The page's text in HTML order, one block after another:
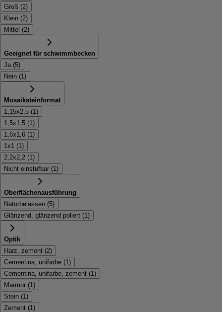
Groß (2)
Klein (2)
Mittel (2)
Geeignet für schwimmbecken
Ja (5)
Nein (1 )
Mosaiksteinformat
1,15x2,5 (1 )
1,5x1,5 (1 )
1,6x1,6 (1 )
1x1 (1 )
2,2x2,2 (1 )
Nicht einstufbar (1 )
Oberflächenausführung
Naturbelassen (5)
Glänzend, glänzend poliert (1 )
Optik
Harz, zement (2)
Cementina, unifarbe (1 )
Cementina, unifarbe, zement (1 )
Marmor (1 )
Stein (1 )
Zement (1 )